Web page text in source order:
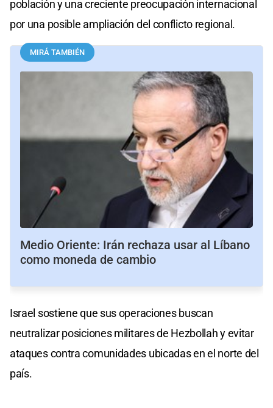
población y una creciente preocupación internacional
por una posible ampliación del conflicto regional.
MIRÁ TAMBIÉN
Medio Oriente: Irán rechaza usar al Líbano
como moneda de cambio
Israel sostiene que sus operaciones buscan
neutralizar posiciones militares de Hezbollah y evitar
ataques contra comunidades ubicadas en el norte del
país.